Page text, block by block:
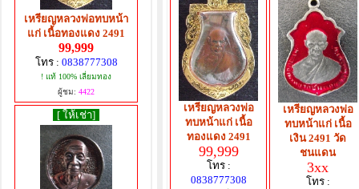
เหรียญหลวงพ่อทบหน้า
แก่ เนื้อทองแดง 2491
99,999
โทร : 0838777308
! แท้ 100% เลี่ยมทอง
ผู้ชม: 4422
[ ให้เช่า]
เหรียญหลวงพ่อ
ทบหน้าแก่ เนื้อ
ทองแดง 2491
99,999
โทร :
0838777308
เหรียญหลวงพ่อ
ทบหน้าแก่ เนื้อ
เงิน 2491 วัด
ชนแดน
3xx
โทร :